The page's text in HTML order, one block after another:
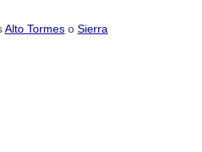
Alto Tormes o Sierra